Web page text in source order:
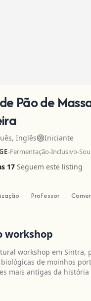
Pão de
Inglês Iniciante
-Fermentação-Inclusivo-
17 Seguem este listing
Professor
workshop
workshop em
de moinhos
mais antigas da